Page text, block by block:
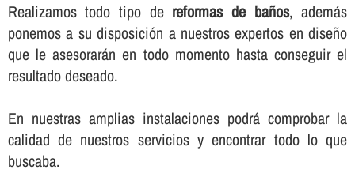
Realizamos todo tipo de reformas de baños, además
ponemos a su disposición a nuestros expertos en diseño
que le asesorarán en todo momento hasta conseguir el
resultado deseado.
En nuestras amplias instalaciones podrá comprobar la
calidad de nuestros servicios y encontrar todo lo que
buscaba.